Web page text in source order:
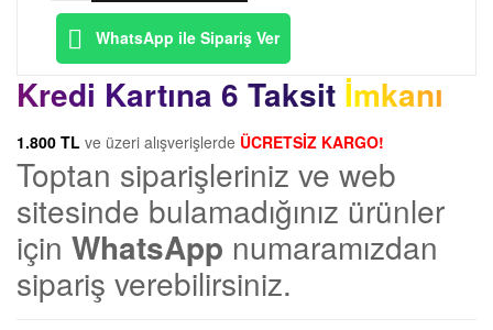
r
ç
a
|
T
Siruba
Düz
Makina
Bıçak
adet
WhatsApp ile Sipariş Ver
Kredi Kartına 6 Taksit İmkanı
1.800 TL ve üzeri alışverişlerde ÜCRETSİZ KARGO!
Toptan siparişleriniz ve web
sitesinde bulamadığınız ürünler
için WhatsApp numaramızdan
sipariş verebilirsiniz.